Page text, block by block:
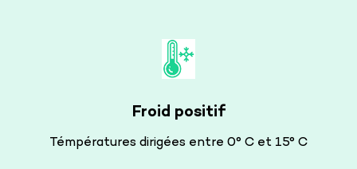
Froid positif
Témpératures dirigées entre 0° C et 15° C